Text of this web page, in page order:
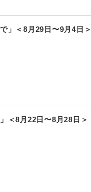
」＜8月29日〜9月4日＞
＜8月22日〜8月28日＞